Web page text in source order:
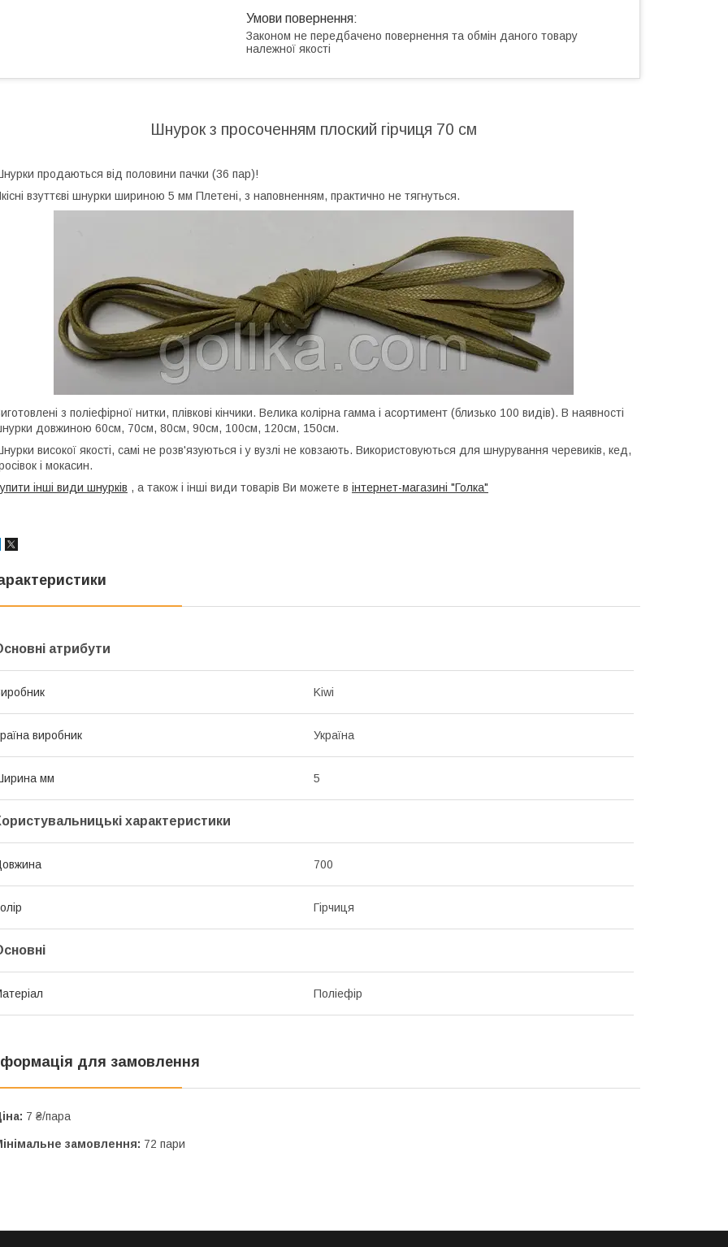
Законом не передбачено повернення та обмін даного товару
належної якості
Шнурок з просоченням плоский гірчиця 70 см
продаються від половини пачки (36 пар)!
взуттєві шнурки шириною 5 мм Плетені, з наповненням, практично не тягнуться.
з поліефірної нитки, плівкові кінчики. Велика колірна гамма і асортимент (близько 100 видів). В наявності
довжиною 60см, 70см, 80см, 90см, 100см, 120см, 150см.
високої якості, самі не розв'язуються і у вузлі не ковзають. Використовуються для шнурування черевиків, кед,
і мокасин.
інші види шнурків , а також і інші види товарів Ви можете в інтернет-магазині "Голка"
атрибути
Kiwi
виробник Україна
мм 5
характеристики
700
Гірчиця
Поліефір
для замовлення
7 ₴/пара
замовлення: 72 пари